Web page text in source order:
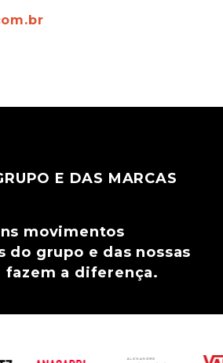
E DAS MARCAS
movimentos
do grupo e das nossas
fazem a diferença.